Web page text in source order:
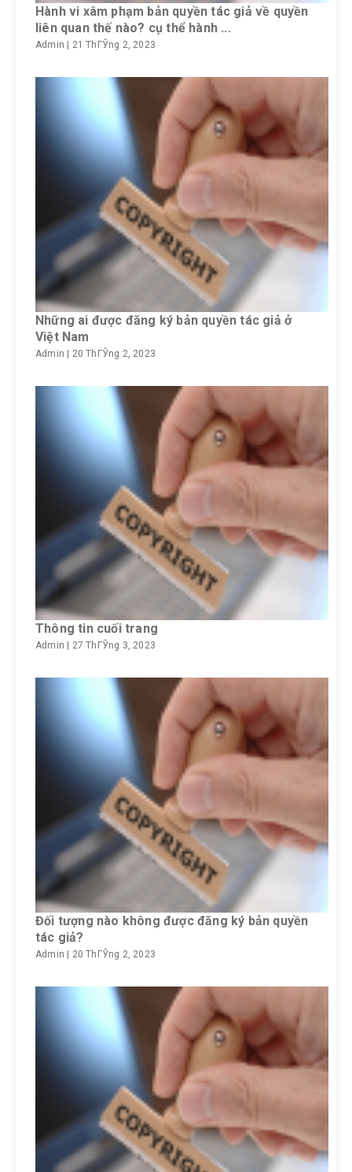
Hành vi xâm phạm bản quyền tác giả về quyền
liên quan thế nào? cụ thể hành ...
Admin 21 ThГЎng 2, 2023
Những ai được đăng ký bản quyền tác giả ở
Việt Nam
Admin | 20 ThГЎng 2, 2023
Thông tin cuối trang
Admin 27 ThГЎng 3, 2023
Đối tượng nào không được đăng ký bản quyền
tác giả?
Admin | 20 ThГЎng 2, 2023